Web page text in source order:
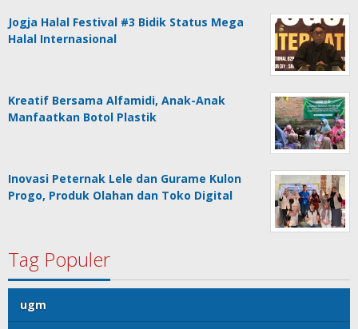
Jogja Halal Festival #3 Bidik Status Mega
Halal Internasional
Kreatif Bersama Alfamidi, Anak-Anak
Manfaatkan Botol Plastik
Inovasi Peternak Lele dan Gurame Kulon
Progo, Produk Olahan dan Toko Digital
Tag Populer
ugm